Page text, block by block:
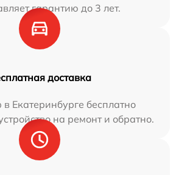
гарантию до 3 лет.
доставка
Екатеринбурге бесплатно
на ремонт и обратно.